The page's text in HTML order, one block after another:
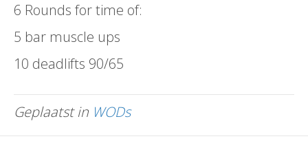
6 Rounds for time of:
5 bar muscle ups
10 deadlifts 90/65
Geplaatst in WODs